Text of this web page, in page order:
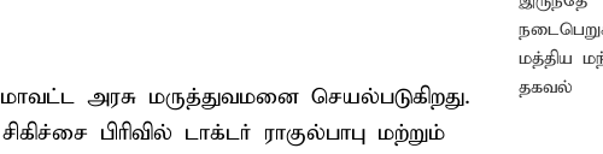
அரசு மருத்துவமனை செயல்படுகிறது.
பிரிவில் டாக்டர் ராகுல்பாபு மற்றும்